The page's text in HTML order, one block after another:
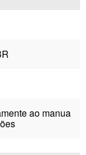
ao manua